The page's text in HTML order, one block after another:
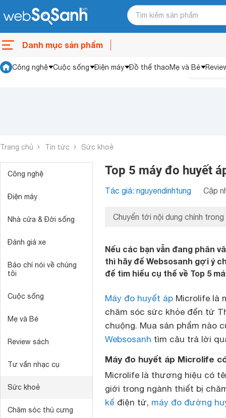
Danh mục sản phẩm
Công nghệ Cuộc sống Điện máy Đồ thể thaoMẹ và Bé
Trang chủ Tin tức Sức khoẻ
Công nghệ
Điện máy
Nhà cửa & Đời sống
Đánh giá xe
Báo chí nói về chúng
tôi
Cuộc sống
Mẹ và Bé
Review sách
Tư vấn nhạc cụ
Sức khoẻ
Chăm sóc thú cưng
Top 5 máy đo huyết
Tác giả: nguyendinhtung Cập
Chuyển tới nội dung chính trong
Nếu các bạn vẫn đang phân
thì hãy để Websosanh gợi ý
để tìm hiểu cụ thể về Top 5
Máy đo huyết áp Microlife là
chăm sóc sức khỏe đến từ
chuộng. Mua sản phẩm nào
Websosanh tìm câu trả lời
Máy đo huyết áp Microlife
Microlife là thương hiệu có
giới trong ngành thiết bị
kế điện tử, máy đo đường